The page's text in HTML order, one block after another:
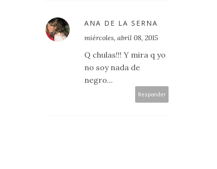
ANA DE LA SERNA
miércoles, abril 08, 2015
Q chulas!!! Y mira q yo
no soy nada de
negro...
Responder